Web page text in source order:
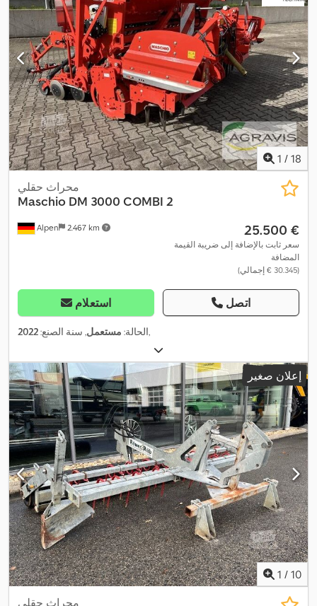
1 / 18
Alpen 2.467 km
محراث حقلي
Maschio DM 3000 COMBI 2
‏25.500 €
سعر ثابت بالإضافة إلى ضريبة القيمة
المضافة
(‏30.345 € إجمالي)
استعلام اتصل
الحالة: مستعمل, سنة الصنع:2022 ,
إعلان صغير
1 / 10
محراث حقلي